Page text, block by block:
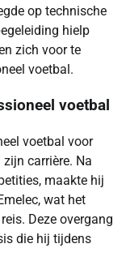
op technische
hielp
zich voor te
voetbal.
voetbal
voetbal voor
carrière. Na
maakte hij
wat het
Deze overgang
die hij tijdens